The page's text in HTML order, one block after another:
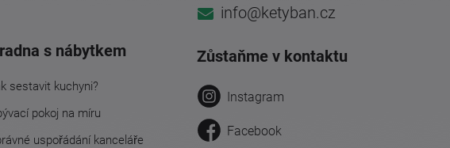
s nábytkem
sestavit kuchyni?
pokoj na míru
uspořádání kanceláře
info@ketyban.cz
Zůstaňme v kontaktu
Instagram
Facebook